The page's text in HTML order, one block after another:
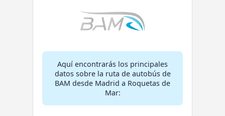
Aquí encontrarás los principales
datos sobre la ruta de autobús de
BAM desde Madrid a Roquetas de
Mar: